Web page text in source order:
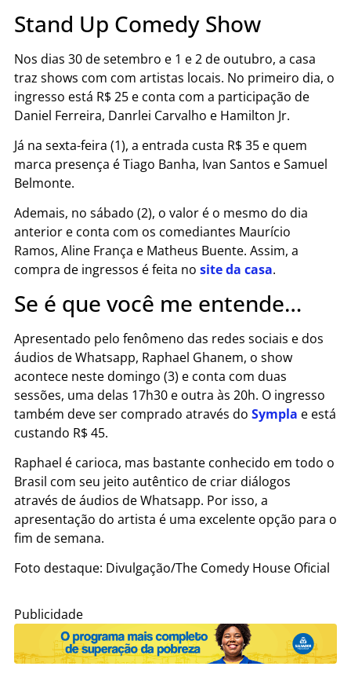
Stand Up Comedy Show
Nos dias 30 de setembro e 1 e 2 de outubro, a casa
traz shows com com artistas locais. No primeiro dia, o
ingresso está R$ 25 e conta com a participação de
Daniel Ferreira, Danrlei Carvalho e Hamilton Jr.
Já na sexta-feira (1), a entrada custa R$ 35 e quem
marca presença é Tiago Banha, Ivan Santos e Samuel
Belmonte.
Ademais, no sábado (2), o valor é o mesmo do dia
anterior e conta com os comediantes Maurício
Ramos, Aline França e Matheus Buente. Assim, a
compra de ingressos é feita no site da casa.
Se é que você me entende…
Apresentado pelo fenômeno das redes sociais e dos
áudios de Whatsapp, Raphael Ghanem, o show
acontece neste domingo (3) e conta com duas
sessões, uma delas 17h30 e outra às 20h. O ingresso
também deve ser comprado através do Sympla e está
custando R$ 45.
Raphael é carioca, mas bastante conhecido em todo o
Brasil com seu jeito autêntico de criar diálogos
através de áudios de Whatsapp. Por isso, a
apresentação do artista é uma excelente opção para o
fim de semana.
Foto destaque: Divulgação/The Comedy House Oficial
Publicidade